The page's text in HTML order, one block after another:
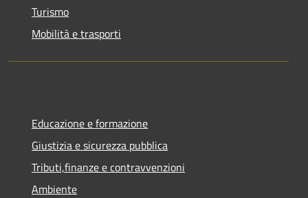
Turismo
Mobilità e trasporti
Educazione e formazione
Giustizia e sicurezza pubblica
Tributi,finanze e contravvenzioni
Ambiente